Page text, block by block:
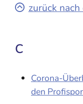
zurück nach
C
Corona-
den